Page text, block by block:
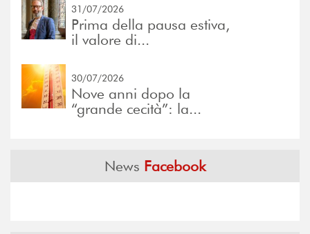
31/07/2026
Prima della pausa estiva,
il valore di...
30/07/2026
Nove anni dopo la
“grande cecità”: la...
News Facebook